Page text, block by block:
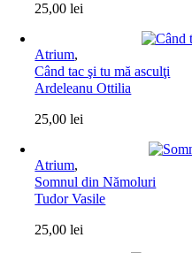
25,00lei
Atrium,
Când tac şi tu mă asculţi
Ardeleanu Ottilia
25,00lei
Atrium,
Somnul din Nămoluri
Tudor Vasile
25,00lei